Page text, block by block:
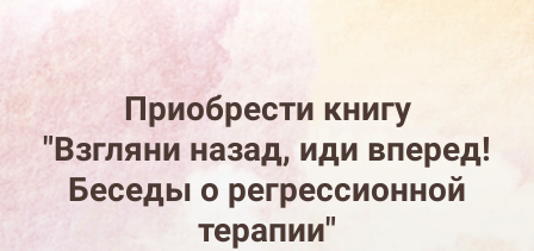
Приобрести книгу
"Взгляни назад, иди вперед!
Беседы о регрессионной
терапии"